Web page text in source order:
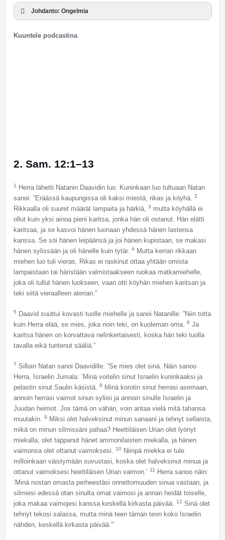
Johdanto: Ongelmia
Kuuntele podcastina
2. Sam. 12:1–13
1
Herra lähetti Natanin Daavidin luo. Kuninkaan luo tultuaan Natan
sanoi: ”Eräässä kaupungissa oli kaksi miestä, rikas ja köyhä. 2
Rikkaalla oli suuret määrät lampaita ja härkiä, 3 mutta köyhällä ei
ollut kuin yksi ainoa pieni karitsa, jonka hän oli ostanut. Hän elätti
karitsaa, ja se kasvoi hänen luonaan yhdessä hänen lastensa
kanssa. Se söi hänen leipäänsä ja joi hänen kupistaan, se makasi
hänen sylissään ja oli hänelle kuin tytär. 4Mutta kerran rikkaan
miehen luo tuli vieras. Rikas ei raskinut ottaa yhtään omista
lampaistaan tai häristään valmistaakseen ruokaa matkamiehelle,
joka oli tullut hänen luokseen, vaan otti köyhän miehen karitsan ja
teki siitä vieraalleen aterian.”
5
Daavid suuttui kovasti tuolle miehelle ja sanoi Natanille: ”Niin totta
kuin Herra elää, se mies, joka noin teki, on kuoleman oma. 6 Ja
karitsa hänen on korvattava nelinkertaisesti, koska hän teki tuolla
tavalla eikä tuntenut sääliä.”
7 Silloin Natan sanoi Daavidille: ”Se mies olet sinä. Näin sanoo
Herra, Israelin Jumala: ’Minä voitelin sinut Israelin kuninkaaksi ja
pelastin sinut Saulin käsistä. 8
Minä korotin sinut herrasi asemaan,
annoin herrasi vaimot sinun syliisi ja annoin sinulle Israelin ja
Juudan heimot. Jos tämä on vähän, voin antaa vielä mitä tahansa
muutakin. 9
Miksi olet halveksinut minun sanaani ja tehnyt sellaista,
mikä on minun silmissäni pahaa? Heettiläisen Urian olet lyönyt
miekalla, olet tappanut hänet ammonilaisten miekalla, ja hänen
vaimonsa olet ottanut vaimoksesi. 10
Niinpä miekka ei tule
milloinkaan väistymään suvustasi, koska olet halveksinut minua ja
ottanut vaimoksesi heettiläisen Urian vaimon.’ 11
Herra sanoo näin:
’Minä nostan omasta perheestäsi onnettomuuden sinua vastaan, ja
silmiesi edessä otan sinulta omat vaimosi ja annan heidät toiselle,
joka makaa vaimojesi kanssa keskellä kirkasta päivää. 12 Sinä olet
tehnyt tekosi salassa, mutta minä teen tämän teon koko Israelin
nähden, keskellä kirkasta päivää.'”